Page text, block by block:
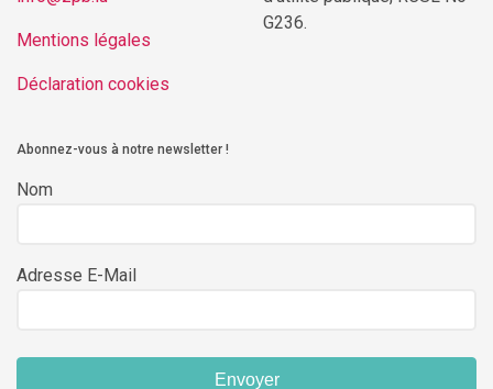
Mentions légales
Déclaration cookies
G236.
Abonnez-vous à notre newsletter !
Nom
Adresse E-Mail
Envoyer